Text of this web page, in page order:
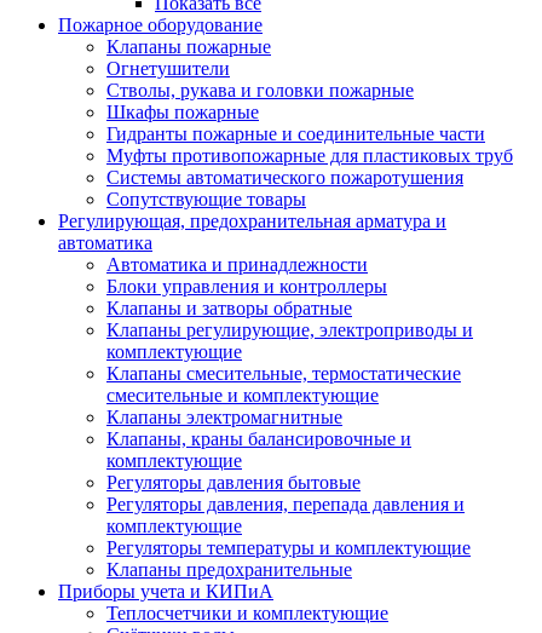
Пожарное оборудование
Клапаны пожарные
Огнетушители
Стволы, рукава и головки пожарные
Шкафы пожарные
Гидранты пожарные и соединительные части
Муфты противопожарные для пластиковых труб
Системы автоматического пожаротушения
Сопутствующие товары
Регулирующая, предохранительная арматура и
автоматика
Автоматика и принадлежности
Блоки управления и контроллеры
Клапаны и затворы обратные
Клапаны регулирующие, электроприводы и
комплектующие
Клапаны смесительные, термостатические
смесительные и комплектующие
Клапаны электромагнитные
Клапаны, краны балансировочные и
комплектующие
Регуляторы давления бытовые
Регуляторы давления, перепада давления и
комплектующие
Регуляторы температуры и комплектующие
Клапаны предохранительные
Приборы учета и КИПиА
Теплосчетчики и комплектующие